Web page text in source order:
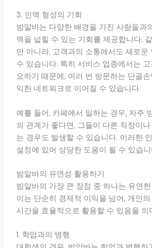
3. 인맥 형성의 기회
밤알바는 다양한 배경을 가진 사람들과
맥을 넓힐 수 있는 기회를 제공합니다.
만 아니라, 고객과의 소통에서도 새로운
수 있습니다. 특히 서비스 업종에서는
요하기 때문에, 여러 번 방문하는 단골
익한 네트워크로 이어질 수 있습니다.
예를 들어, 카페에서 일하는 경우, 자주
의 관계가 좋다면, 그들이 다른 직장이
는 경우도 발생할 수 있습니다. 이러한
설정에 있어 상당한 도움이 될 수 있습니
밤알바의 유연성 활용하기
밤알바의 가장 큰 장점 중 하나는 유연
이는 단순히 경제적 이익을 넘어, 개인
시간을 효율적으로 활용할 수 있음을 의
1. 학업과의 병행